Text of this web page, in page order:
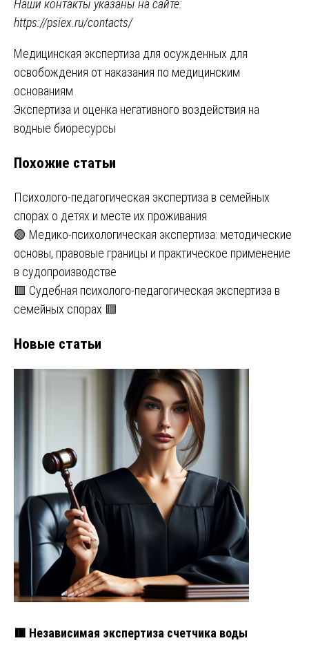
Наши контакты указаны на сайте:
https://psiex.ru/contacts/
Навигация
по
записям
Медицинская экспертиза для осужденных для
освобождения от наказания по медицинским
основаниям
Экспертиза и оценка негативного воздействия на
водные биоресурсы
Похожие статьи
Психолого-педагогическая экспертиза в семейных
спорах о детях и месте их проживания
🟢 Медико-психологическая экспертиза: методические
основы, правовые границы и практическое применение
в судопроизводстве
🟥 Судебная психолого-педагогическая экспертиза в
семейных спорах 🟥
Новые статьи
🟥 Независимая экспертиза счетчика воды